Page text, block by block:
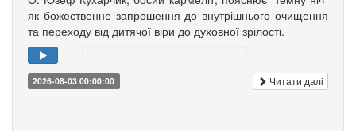
як божественне запрошення до внутрішнього очищення
та переходу від дитячої віри до духовної зрілості.
2026-08-03 00:00:00 Читати далі